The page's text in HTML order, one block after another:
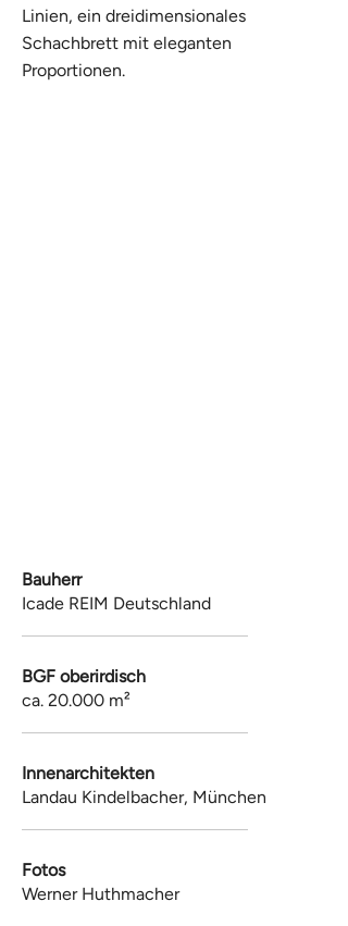
Linien, ein dreidimensionales
Schachbrett mit eleganten
Proportionen.
Bauherr
Icade REIM Deutschland
BGF oberirdisch
ca. 20.000 m²
Innenarchitekten
Landau Kindelbacher, München
Fotos
Werner Huthmacher